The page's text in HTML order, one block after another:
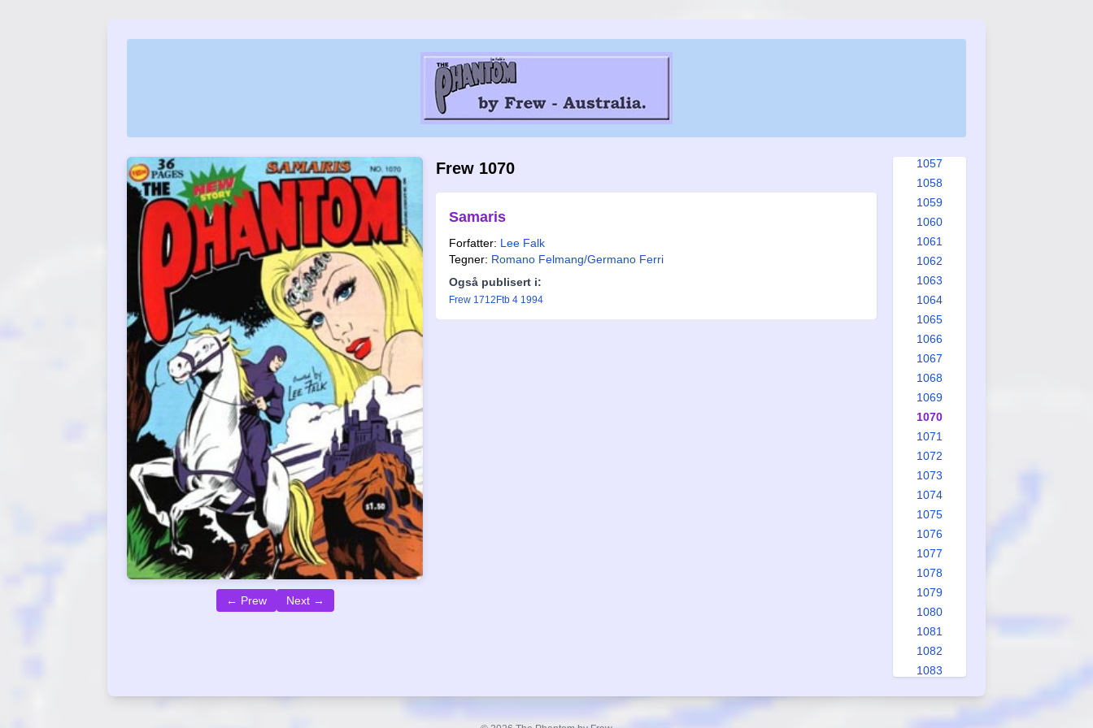
← Prew Next →
Frew 1070
Samaris
Forfatter: Lee Falk
Tegner: Romano Felmang/Germano Ferri
Også publisert i:
Frew 1712 Ftb 4 1994
1057
1058
1059
1060
1061
1062
1063
1064
1065
1066
1067
1068
1069
1070
1071
1072
1073
1074
1075
1076
1077
1078
1079
1080
1081
1082
1083